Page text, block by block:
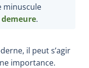
minuscule
demeure.
il peut s’agir
importance.